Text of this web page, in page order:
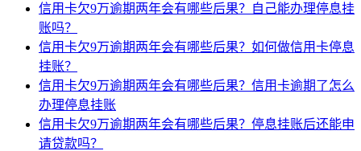
信用卡欠9万逾期两年会有哪些后果？自己能办理停息挂
账吗？
信用卡欠9万逾期两年会有哪些后果？如何做信用卡停息
挂账？
信用卡欠9万逾期两年会有哪些后果？信用卡逾期了怎么
办理停息挂账
信用卡欠9万逾期两年会有哪些后果？停息挂账后还能申
请贷款吗？